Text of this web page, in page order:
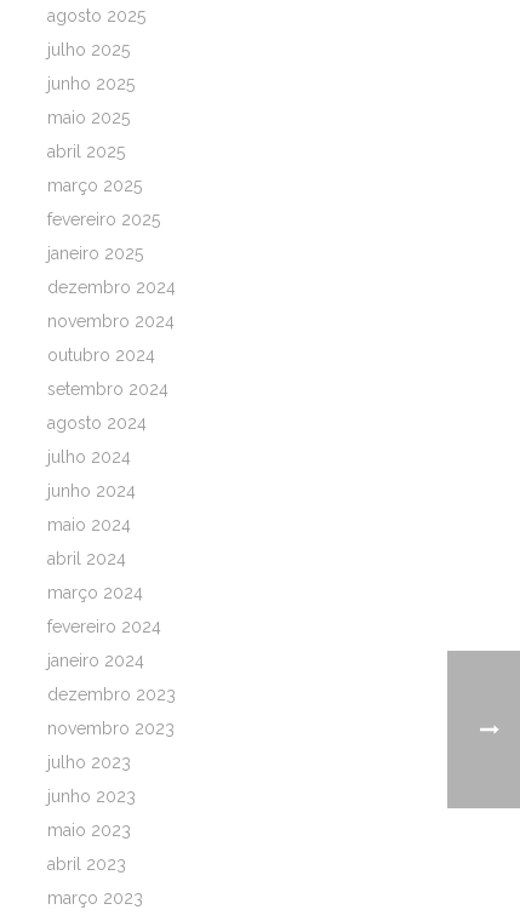
agosto 2025
julho 2025
junho 2025
maio 2025
abril 2025
março 2025
fevereiro 2025
janeiro 2025
dezembro 2024
novembro 2024
outubro 2024
setembro 2024
agosto 2024
julho 2024
junho 2024
maio 2024
abril 2024
março 2024
fevereiro 2024
janeiro 2024
dezembro 2023
novembro 2023
julho 2023
junho 2023
maio 2023
abril 2023
março 2023